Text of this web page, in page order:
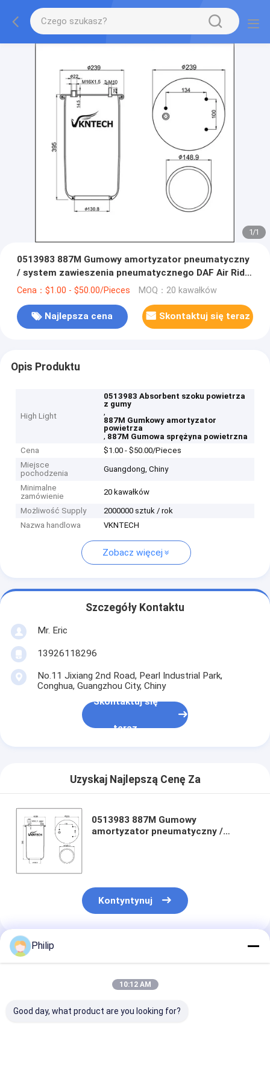
1/1
0513983 887M Gumowy amortyzator pneumatyczny
/ system zawieszenia pneumatycznego DAF Air Ride
Sprężyna pneumatyczna bez tłoka W01-M58-0780
Cena：$1.00 - $50.00/Pieces MOQ：20 kawałków
Najlepsza cena Skontaktuj się teraz
Opis Produktu
High Light
0513983 Absorbent szoku powietrza
z gumy
,
887M Gumkowy amortyzator
powietrza
, 887M Gumowa sprężyna powietrzna
Cena
$1.00 - $50.00/Pieces
Miejsce
pochodzenia
Guangdong, Chiny
Minimalne
zamówienie
20 kawałków
Możliwość Supply
2000000 sztuk / rok
Nazwa handlowa
VKNTECH
Zobacz więcej
Szczegóły Kontaktu
Mr. Eric
13926118296
No.11 Jixiang 2nd Road, Pearl Industrial Park,
Conghua, Guangzhou City, Chiny
Skontaktuj się
teraz
Uzyskaj Najlepszą Cenę Za
0513983 887M Gumowy
amortyzator pneumatyczny /
Kontyntynuj
Polecane Produkty
Philip
10:12 AM
Good day, what product are you looking for?